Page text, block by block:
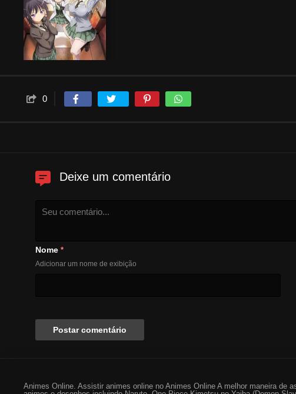
0
Deixe um comentário
Nome *
Adicionar um nome de exibição
Animes Online. Assistir animes online no Animes Online A melhor maneira